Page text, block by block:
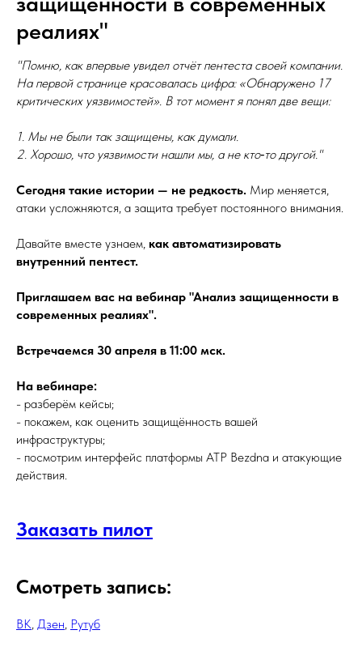
реалиях"
"Помню, как впервые увидел отчёт пентеста своей компании.
На первой странице красовалась цифра: «Обнаружено 17
критических уязвимостей». В тот момент я понял две вещи:
1. Мы не были так защищены, как думали.
2. Хорошо, что уязвимости нашли мы, а не кто‑то другой."
Сегодня такие истории — не редкость. Мир меняется,
атаки усложняются, а защита требует постоянного внимания.
Давайте вместе узнаем, как автоматизировать
внутренний пентест.
Приглашаем вас на вебинар "Анализ защищенности в
современных реалиях".
Встречаемся 30 апреля в 11:00 мск.
На вебинаре:
- разберём кейсы;
- покажем, как оценить защищённость вашей
инфраструктуры;
- посмотрим интерфейс платформы ATP Bezdna и атакующие
действия.
Заказать пилот
Смотреть запись:
ВК, Дзен, Рутуб